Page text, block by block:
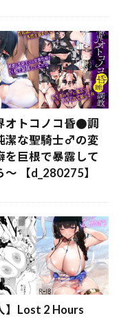
オトコノコ昏●調
潔な聖騎士♂の変
を巨根で暴露して
〜 【d_280275】
】Lost 2 Hours